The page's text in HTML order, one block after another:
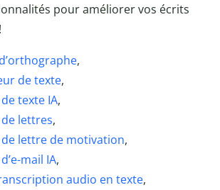
pour améliorer vos écrits
,
de texte,
texte IA,
lettres,
lettre de motivation,
mail IA,
audio en texte,